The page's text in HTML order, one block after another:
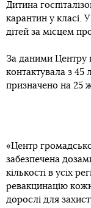
Дитина
карантин у класі.
дітей за місцем
За даними Центру
контактувала з 45
призначено на 25
«Центр
забезпечена
кількості в усіх
ревакцинацію
дорослі для